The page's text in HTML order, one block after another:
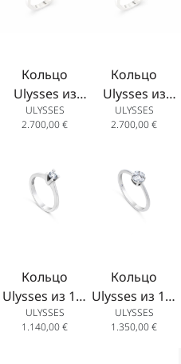
Кольцо
Ulysses из
белого золота
18К с
и сапфиром
15 мм
ULYSSES
2.700,00€
Кольцо
Ulysses из
белого золота
18К с
и изумрудом
15 мм
ULYSSES
2.700,00€
Кольцо
Ulysses из 14-
каратного
белого золота
ULYSSES
1.140,00€
Кольцо
Ulysses из 18-
каратного
белого золота
ULYSSES
1.350,00€